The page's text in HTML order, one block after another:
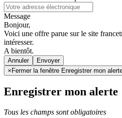
Message
Bonjour,
Voici une offre parue sur le site
intéresser.
A bientôt.
Annuler
× Fermer la fenêtre Enregistrer mon
Enregistrer mon alerte
Tous les champs sont obligatoires